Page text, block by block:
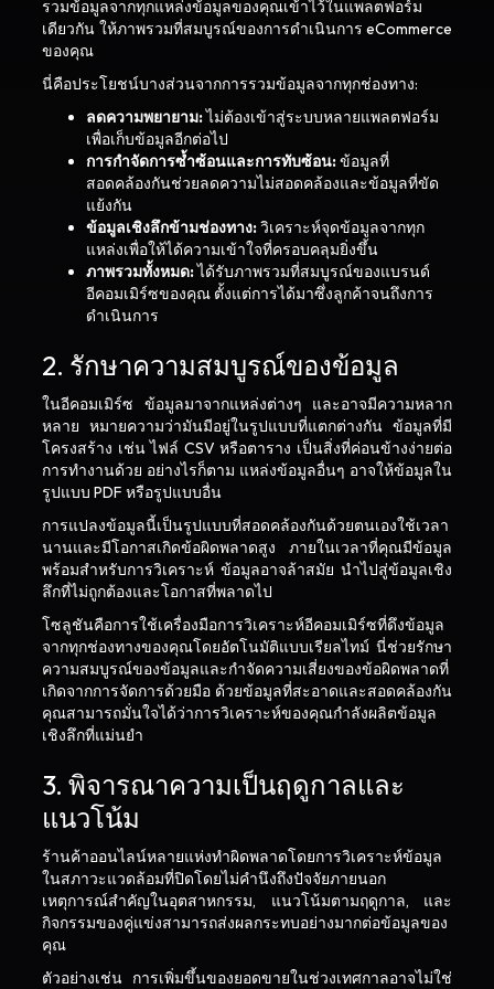
รวมข้อมูลจากทุกแหล่งข้อมูลของคุณเข้าไว้ในแพลตฟอร์ม
เดียวกัน ให้ภาพรวมที่สมบูรณ์ของการดำเนินการ eCommerce
ของคุณ
นี่คือประโยชน์บางส่วนจากการรวมข้อมูลจากทุกช่องทาง:
ลดความพยายาม:ไม่ต้องเข้าสู่ระบบหลายแพลตฟอร์ม
เพื่อเก็บข้อมูลอีกต่อไป
การกำจัดการซ้ำซ้อนและการทับซ้อน:ข้อมูลที่
สอดคล้องกันช่วยลดความไม่สอดคล้องและข้อมูลที่ขัด
แย้งกัน
ข้อมูลเชิงลึกข้ามช่องทาง:วิเคราะห์จุดข้อมูลจากทุก
แหล่งเพื่อให้ได้ความเข้าใจที่ครอบคลุมยิ่งขึ้น
ภาพรวมทั้งหมด:ได้รับภาพรวมที่สมบูรณ์ของแบรนด์
อีคอมเมิร์ซของคุณ ตั้งแต่การได้มาซึ่งลูกค้าจนถึงการ
ดำเนินการ
2. รักษาความสมบูรณ์ของข้อมูล
ในอีคอมเมิร์ซ ข้อมูลมาจากแหล่งต่างๆ และอาจมีความหลาก
หลาย หมายความว่ามันมีอยู่ในรูปแบบที่แตกต่างกัน ข้อมูลที่มี
โครงสร้าง เช่น ไฟล์ CSV หรือตาราง เป็นสิ่งที่ค่อนข้างง่ายต่อ
การทำงานด้วย อย่างไรก็ตาม แหล่งข้อมูลอื่นๆ อาจให้ข้อมูลใน
รูปแบบ PDF หรือรูปแบบอื่น
การแปลงข้อมูลนี้เป็นรูปแบบที่สอดคล้องกันด้วยตนเองใช้เวลา
นานและมีโอกาสเกิดข้อผิดพลาดสูง ภายในเวลาที่คุณมีข้อมูล
พร้อมสำหรับการวิเคราะห์ ข้อมูลอาจล้าสมัย นำไปสู่ข้อมูลเชิง
ลึกที่ไม่ถูกต้องและโอกาสที่พลาดไป
โซลูชันคือการใช้เครื่องมือการวิเคราะห์อีคอมเมิร์ซที่ดึงข้อมูล
จากทุกช่องทางของคุณโดยอัตโนมัติแบบเรียลไทม์ นี่ช่วยรักษา
ความสมบูรณ์ของข้อมูลและกำจัดความเสี่ยงของข้อผิดพลาดที่
เกิดจากการจัดการด้วยมือ ด้วยข้อมูลที่สะอาดและสอดคล้องกัน
คุณสามารถมั่นใจได้ว่าการวิเคราะห์ของคุณกำลังผลิตข้อมูล
เชิงลึกที่แม่นยำ
3. พิจารณาความเป็นฤดูกาลและ
แนวโน้ม
ร้านค้าออนไลน์หลายแห่งทำผิดพลาดโดยการวิเคราะห์ข้อมูล
ในสภาวะแวดล้อมที่ปิดโดยไม่คำนึงถึงปัจจัยภายนอก
เหตุการณ์สำคัญในอุตสาหกรรม, แนวโน้มตามฤดูกาล, และ
กิจกรรมของคู่แข่งสามารถส่งผลกระทบอย่างมากต่อข้อมูลของ
คุณ
ตัวอย่างเช่น การเพิ่มขึ้นของยอดขายในช่วงเทศกาลอาจไม่ใช่